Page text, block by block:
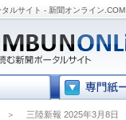
ルサイト - 新聞オンライン.COM
＞ 三陸新報 2025年3月8日